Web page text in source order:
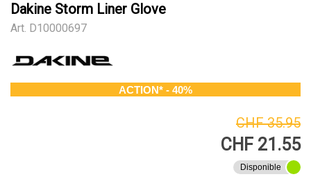
Dakine Storm Liner Glove
Art. D10000697
ACTION* - 40%
CHF 35.95
CHF 21.55
Disponible